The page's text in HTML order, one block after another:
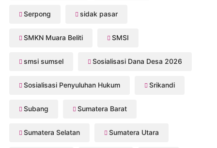
Serpong sidak pasar
SMKN Muara Beliti SMSI
smsi sumsel Sosialisasi Dana Desa 2026
Sosialisasi Penyuluhan Hukum Srikandi
Subang Sumatera Barat
Sumatera Selatan Sumatera Utara